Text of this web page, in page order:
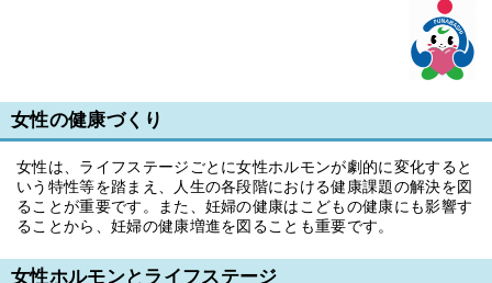
女性の健康づくり
女性は、ライフステージごとに女性ホルモンが劇的に変化すると
いう特性等を踏まえ、人生の各段階における健康課題の解決を図
ることが重要です。また、妊婦の健康はこどもの健康にも影響す
ることから、妊婦の健康増進を図ることも重要です。
女性ホルモンとライフステージ